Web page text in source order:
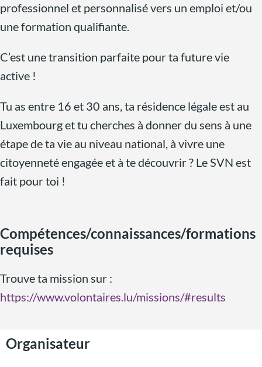
professionnel et personnalisé vers un emploi et/ou
une formation qualifiante.
C’est une transition parfaite pour ta future vie
active !
Tu as entre 16 et 30 ans, ta résidence légale est au
Luxembourg et tu cherches à donner du sens à une
étape de ta vie au niveau national, à vivre une
citoyenneté engagée et à te découvrir ? Le SVN est
fait pour toi !
Compétences/connaissances/formations
requises
Trouve ta mission sur :
https://www.volontaires.lu/missions/#results
Organisateur